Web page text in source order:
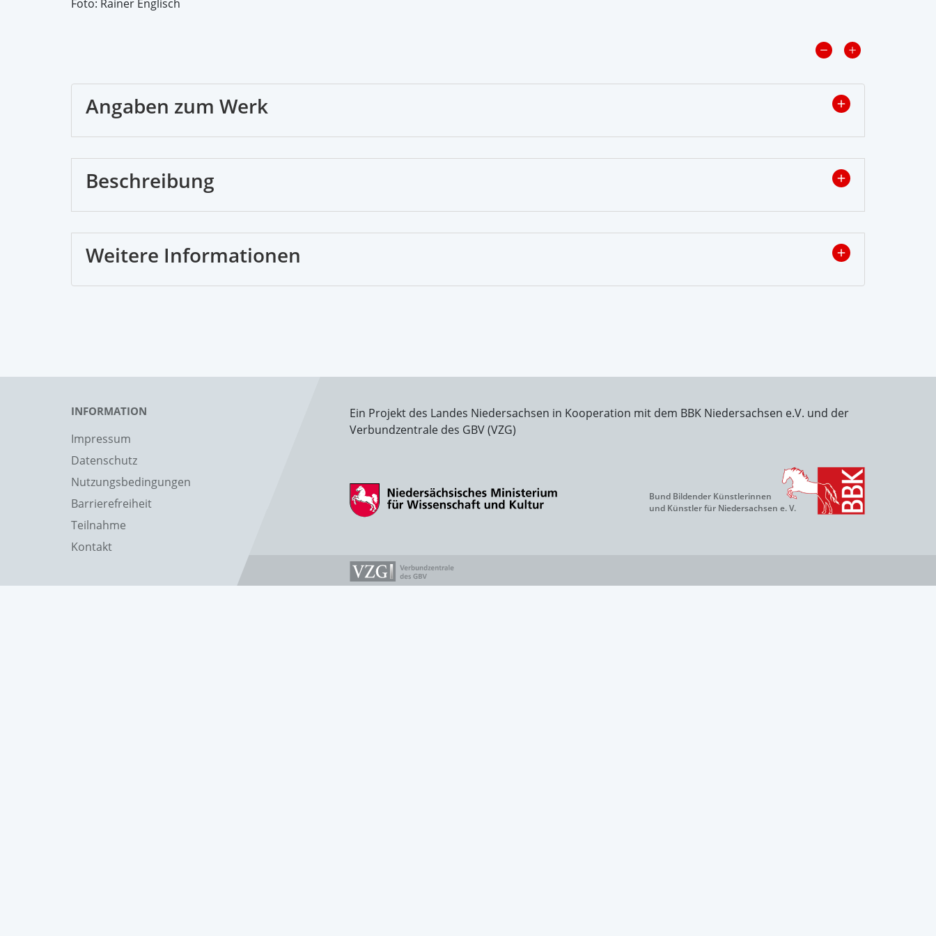
Foto: Rainer Englisch
Angaben zum Werk
Beschreibung
Weitere Informationen
INFORMATION
Impressum
Datenschutz
Nutzungsbedingungen
Barrierefreiheit
Teilnahme
Kontakt
Ein Projekt des Landes Niedersachsen in Kooperation mit dem BBK Niedersachsen e.V. und der
Verbundzentrale des GBV (VZG)
Bund Bildender Künstlerinnen
und Künstler für Niedersachsen e. V.